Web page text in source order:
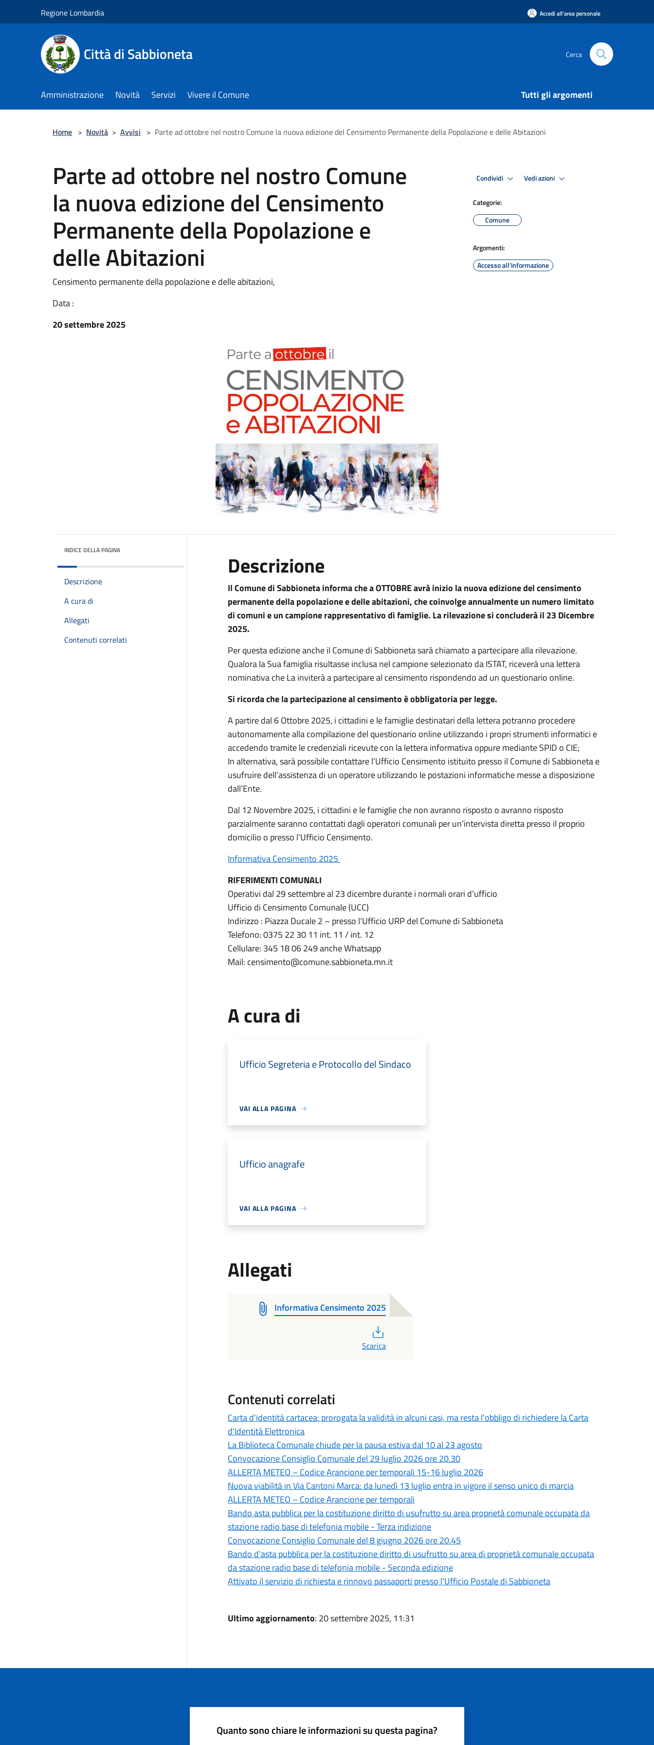
Regione Lombardia Accedi all'area personale
Città di Sabbioneta Cerca
Amministrazione Novità Servizi Vivere il Comune Tutti gli argomenti
Home > Novità > Avvisi > Parte ad ottobre nel nostro Comune la nuova edizione del Censimento Permanente della Popolazione e delle Abitazioni
Parte ad ottobre nel nostro Comune
la nuova edizione del Censimento
Permanente della Popolazione e
delle Abitazioni
Censimento permanente della popolazione e delle abitazioni,
Data :
20 settembre 2025
Condividi Vedi azioni
Categorie:
Comune
Argomenti:
Accesso all'informazione
INDICE DELLA PAGINA
Descrizione
A cura di
Allegati
Contenuti correlati
Descrizione
Il Comune di Sabbioneta informa che a OTTOBRE avrà inizio la nuova edizione del censimento
permanente della popolazione e delle abitazioni, che coinvolge annualmente un numero limitato
di comuni e un campione rappresentativo di famiglie. La rilevazione si concluderà il 23 Dicembre
2025.
Per questa edizione anche il Comune di Sabbioneta sarà chiamato a partecipare alla rilevazione.
Qualora la Sua famiglia risultasse inclusa nel campione selezionato da ISTAT, riceverà una lettera
nominativa che La inviterà a partecipare al censimento rispondendo ad un questionario online.
Si ricorda che la partecipazione al censimento è obbligatoria per legge.
A partire dal 6 Ottobre 2025, i cittadini e le famiglie destinatari della lettera potranno procedere
autonomamente alla compilazione del questionario online utilizzando i propri strumenti informatici e
accedendo tramite le credenziali ricevute con la lettera informativa oppure mediante SPID o CIE;
In alternativa, sarà possibile contattare l’Ufficio Censimento istituito presso il Comune di Sabbioneta e
usufruire dell’assistenza di un operatore utilizzando le postazioni informatiche messe a disposizione
dall’Ente.
Dal 12 Novembre 2025, i cittadini e le famiglie che non avranno risposto o avranno risposto
parzialmente saranno contattati dagli operatori comunali per un’intervista diretta presso il proprio
domicilio o presso l’Ufficio Censimento.
Informativa Censimento 2025
RIFERIMENTI COMUNALI
Operativi dal 29 settembre al 23 dicembre durante i normali orari d’ufficio
Ufficio di Censimento Comunale (UCC)
Indirizzo : Piazza Ducale 2 – presso l’Ufficio URP del Comune di Sabbioneta
Telefono: 0375 22 30 11 int. 11 / int. 12
Cellulare: 345 18 06 249 anche Whatsapp
Mail: censimento@comune.sabbioneta.mn.it
A cura di
Ufficio Segreteria e Protocollo del Sindaco
VAI ALLA PAGINA
Ufficio anagrafe
VAI ALLA PAGINA
Allegati
Informativa Censimento 2025
Scarica
Contenuti correlati
Carta d’identità cartacea: prorogata la validità in alcuni casi, ma resta l'obbligo di richiedere la Carta
d'Identità Elettronica
La Biblioteca Comunale chiude per la pausa estiva dal 10 al 23 agosto
Convocazione Consiglio Comunale del 29 luglio 2026 ore 20.30
ALLERTA METEO – Codice Arancione per temporali 15-16 luglio 2026
Nuova viabilità in Via Cantoni Marca: da lunedì 13 luglio entra in vigore il senso unico di marcia
ALLERTA METEO – Codice Arancione per temporali
Bando asta pubblica per la costituzione diritto di usufrutto su area proprietà comunale occupata da
stazione radio base di telefonia mobile - Terza indizione
Convocazione Consiglio Comunale del 8 giugno 2026 ore 20.45
Bando d'asta pubblica per la costituzione diritto di usufrutto su area di proprietà comunale occupata
da stazione radio base di telefonia mobile - Seconda edizione
Attivato il servizio di richiesta e rinnovo passaporti presso l’Ufficio Postale di Sabbioneta
Ultimo aggiornamento: 20 settembre 2025, 11:31
Quanto sono chiare le informazioni su questa pagina?